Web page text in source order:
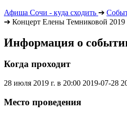
Афиша Сочи - куда сходить ➔
➔ Концерт Елены Темниковой 2019
Информация о
Когда проходит
28 июля 2019 г. в 20:00 2019-07-28
Место проведения